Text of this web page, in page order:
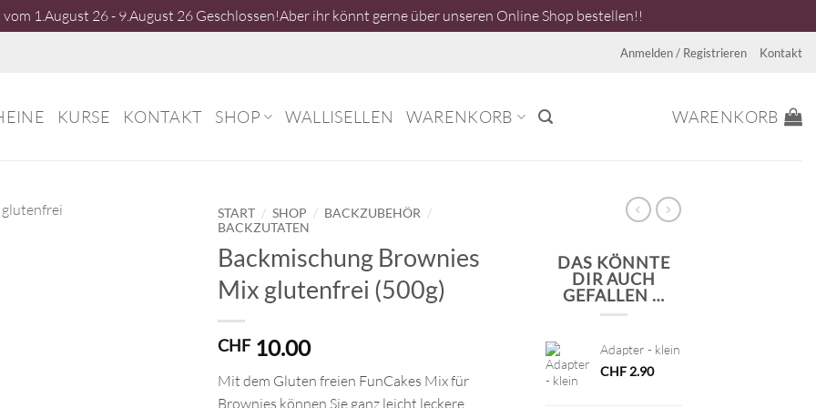
1.August 26 - 9.August 26 Geschlossen!Aber ihr könnt gerne über unseren Online Shop bestellen!!
Anmelden / Registrieren Kontakt
KURSE KONTAKT SHOP WALLISELLEN WARENKORB WARENKORB
START / SHOP / BACKZUBEHÖR /
BACKZUTATEN
Backmischung Brownies
Mix glutenfrei (500g)
CHF10.00
Mit dem Gluten freien FunCakes Mix für
Brownies können Sie ganz leicht leckere
DAS KÖNNTE
DIR AUCH
GEFALLEN …
Adapter - klein
CHF2.90